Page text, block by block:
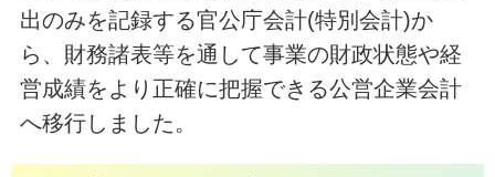
出のみを記録する官公庁会計(特別会計)か
ら、財務諸表等を通して事業の財政状態や経
営成績をより正確に把握できる公営企業会計
へ移行しました。